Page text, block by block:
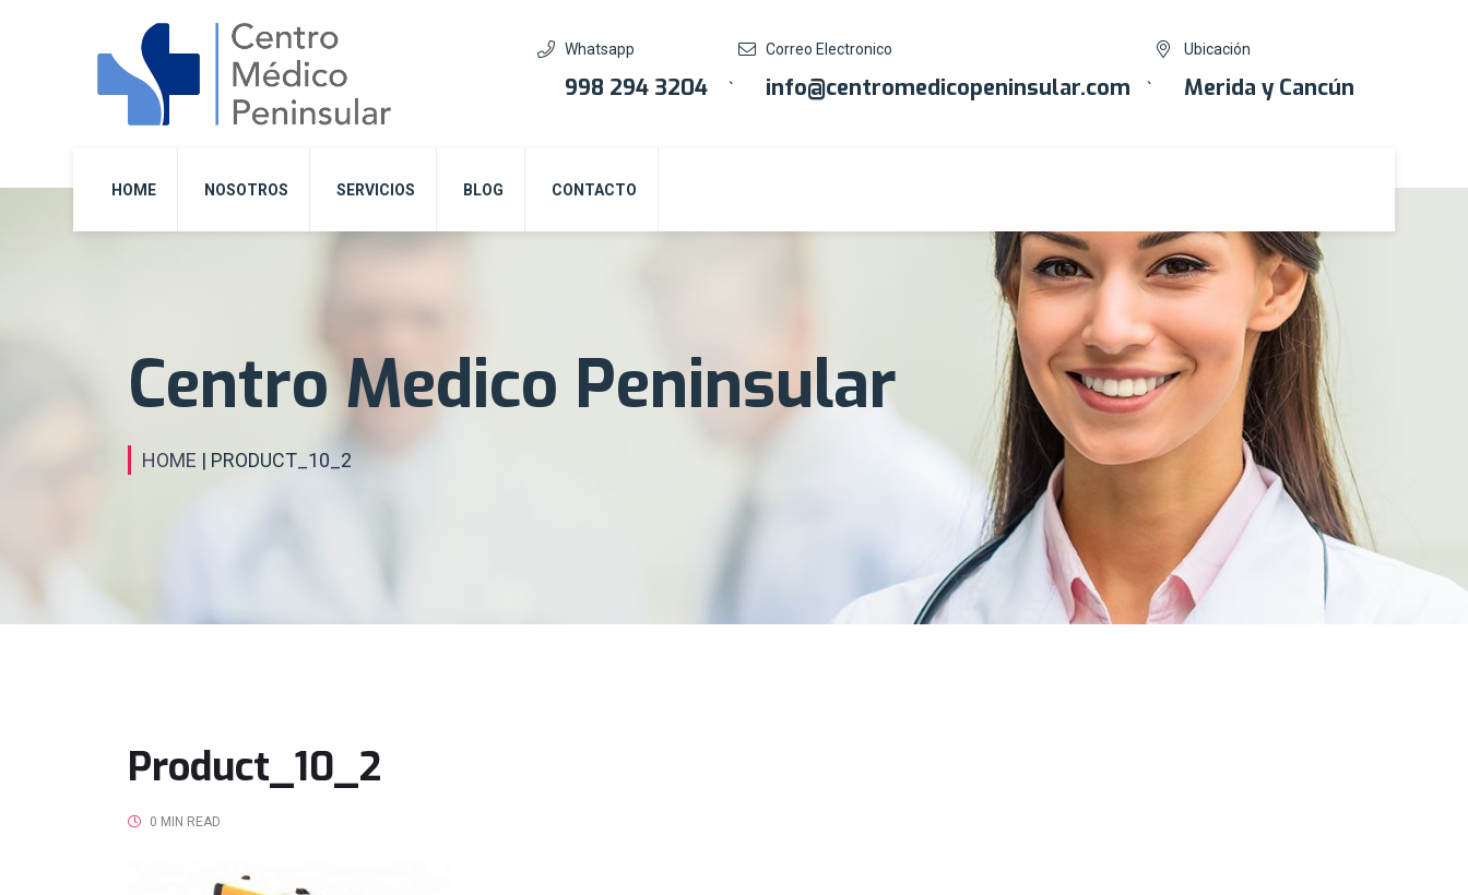
Whatsapp
998 294 3204 `
Correo Electronico
info@centromedicopeninsular.com `
Ubicación
Merida y Cancún
HOME NOSOTROS SERVICIOS BLOG CONTACTO
Centro Medico Peninsular
HOME | PRODUCT_10_2
Product_10_2
0 MIN READ